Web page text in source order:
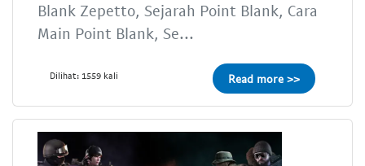
Blank Zepetto, Sejarah Point Blank, Cara
Main Point Blank, Se...
Dilihat: 1559 kali Read more >>